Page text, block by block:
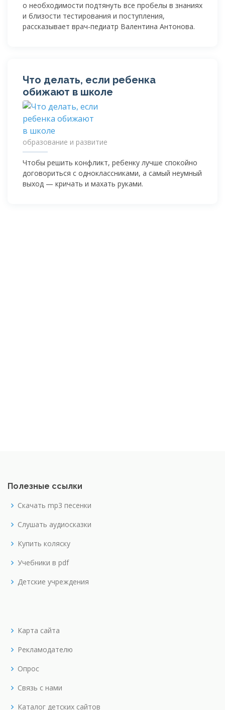
о необходимости подтянуть все пробелы в знаниях
и близости тестирования и поступления,
рассказывает врач-педиатр Валентина Антонова.
Что делать, если ребенка
обижают в школе
образование и развитие
Чтобы решить конфликт, ребенку лучше спокойно
договориться с одноклассниками, а самый неумный
выход — кричать и махать руками.
Полезные ссылки
Скачать mp3 песенки
Слушать аудиосказки
Купить коляску
Учебники в pdf
Детские учреждения
Карта сайта
Рекламодателю
Опрос
Связь с нами
Каталог детских сайтов